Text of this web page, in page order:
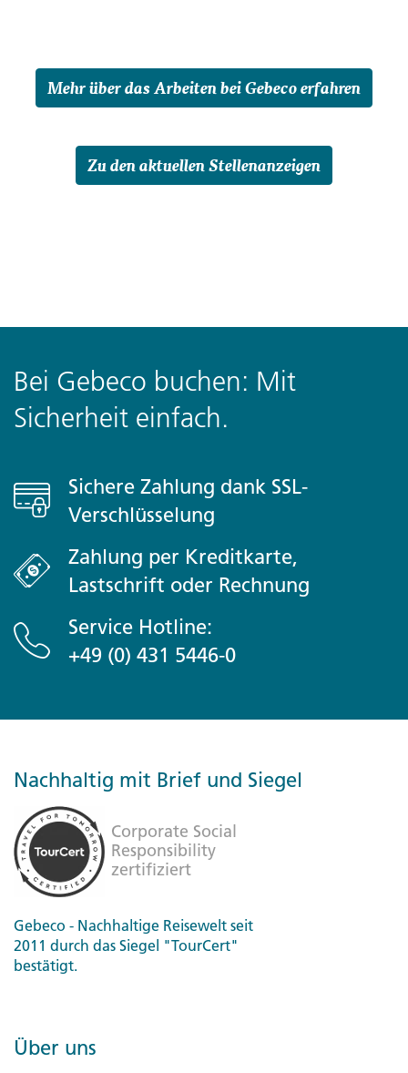
Mehr über das Arbeiten bei Gebeco erfahren
Zu den aktuellen Stellenanzeigen
Bei Gebeco buchen: Mit
Sicherheit einfach.
Sichere Zahlung dank SSL-
Verschlüsselung
Zahlung per Kreditkarte,
Lastschrift oder Rechnung
Service Hotline:
+49 (0) 431 5446-0
Nachhaltig mit Brief und Siegel
Gebeco - Nachhaltige Reisewelt seit
2011 durch das Siegel "TourCert"
bestätigt.
Über uns